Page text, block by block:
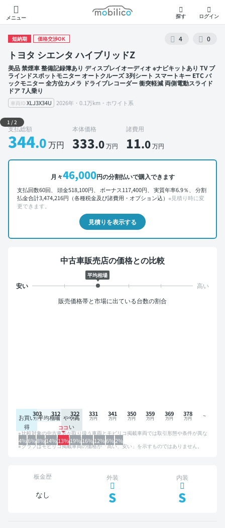
メニュー
モビリコ
探す ログイン
短納期 価格交渉OK 4 0
トヨタ シエンタ ハイブリッドZ
美品 禁煙車 整備記録簿あり ディスプレイオーディオ ※ナビキットあり TV ブ
ラインドスポットモニター オートクルーズ 3列シート スマートキー ETC バ
ックモニター 全方位カメラ ドライブレコーダー 衝突軽減 両側電動スライド
ドア 7人乗り
車両ID XLJ3X34U 2026年・0.1万km・ホワイト系
外装 左前
1 /2
支払総額
344.0万円
本体価格
333.0万円
諸費用
11.0万円
月々46,000円の分割払いで購入できます
支払回数60回、 頭金518,100円、 ボーナス117,400円、 実質年率6.9％、 分割
払金合計3,474,216円（各種税金及び諸費用・オプション込） ※見積り時に変
更できます。
見積りを表示する
中古車販売店の価格との比較
平均相場
販売価格帯と市場に出ている台数の割合
お買い
得
平均相場 やや高
い
4%6%8%14%13%19%16%12%6%2%
303 312 322 331 341 350 359 369 378
比較対象の中古車店が取り扱う車両とモビリコ掲載車両では取引形態や条件が異な
るため、グラフは参考情報です。
グラフはモビリコ掲載車両の価格が「高い、安い」を示すものではありません。
板金歴
なし
外装
S
内装
S